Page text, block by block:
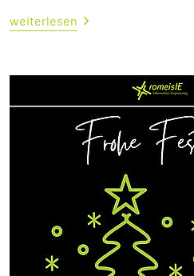
weiterlesen